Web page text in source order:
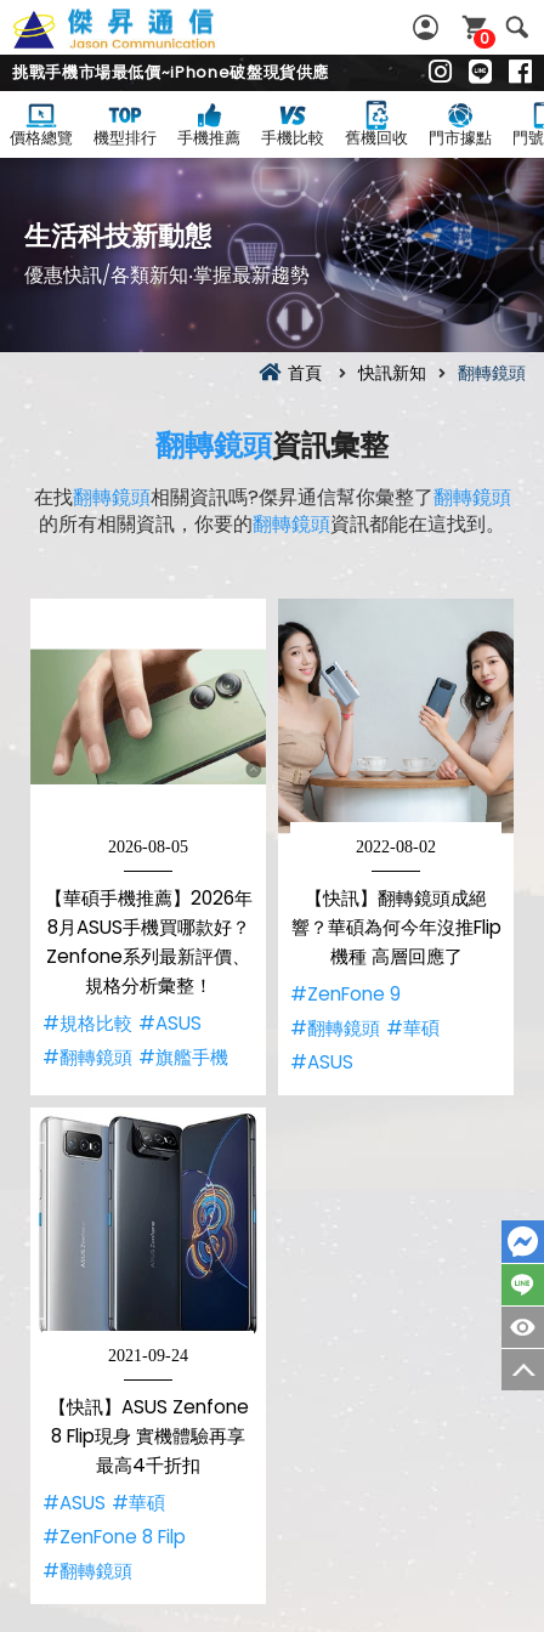
0
挑戰手機市場最低價~iPhone破盤現貨供應
價格總覽 機型排行 手機推薦 手機比較 舊機回收 門市據點 門
生活科技新動態
優惠快訊/各類新知‧掌握最新趨勢
首頁 快訊新知 翻轉鏡頭
翻轉鏡頭資訊彙整
在找翻轉鏡頭相關資訊嗎?傑昇通信幫你彙整了翻轉鏡頭
的所有相關資訊，你要的翻轉鏡頭資訊都能在這找到。
2026-08-05
【華碩手機推薦】2026年
8月ASUS手機買哪款好？
Zenfone系列最新評價、
規格分析彙整！
#規格比較 #ASUS
#翻轉鏡頭 #旗艦手機
2022-08-02
【快訊】翻轉鏡頭成絕
響？華碩為何今年沒推Flip
機種 高層回應了
#ZenFone 9
#翻轉鏡頭 #華碩
#ASUS
2021-09-24
【快訊】ASUS Zenfone
8 Flip現身 實機體驗再享
最高4千折扣
#ASUS #華碩
#ZenFone 8 Filp
#翻轉鏡頭